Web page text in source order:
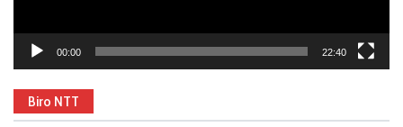
00:00 22:40
Biro NTT